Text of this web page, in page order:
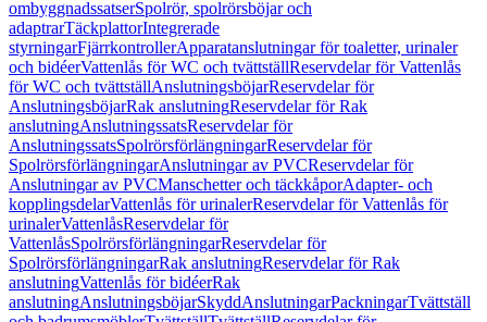
ombyggnadssatserSpolrör, spolrörsböjar och
adaptrarTäckplattorIntegrerade
styrningarFjärrkontrollerApparatanslutningar för toaletter, urinaler
och bidéerVattenlås för WC och tvättställReservdelar för Vattenlås
för WC och tvättställAnslutningsböjarReservdelar för
AnslutningsböjarRak anslutningReservdelar för Rak
anslutningAnslutningssatsReservdelar för
AnslutningssatsSpolrörsförlängningarReservdelar för
SpolrörsförlängningarAnslutningar av PVCReservdelar för
Anslutningar av PVCManschetter och täckkåporAdapter- och
kopplingsdelarVattenlås för urinalerReservdelar för Vattenlås för
urinalerVattenlåsReservdelar för
VattenlåsSpolrörsförlängningarReservdelar för
SpolrörsförlängningarRak anslutningReservdelar för Rak
anslutningVattenlås för bidéerRak
anslutningAnslutningsböjarSkyddAnslutningarPackningarTvättställ